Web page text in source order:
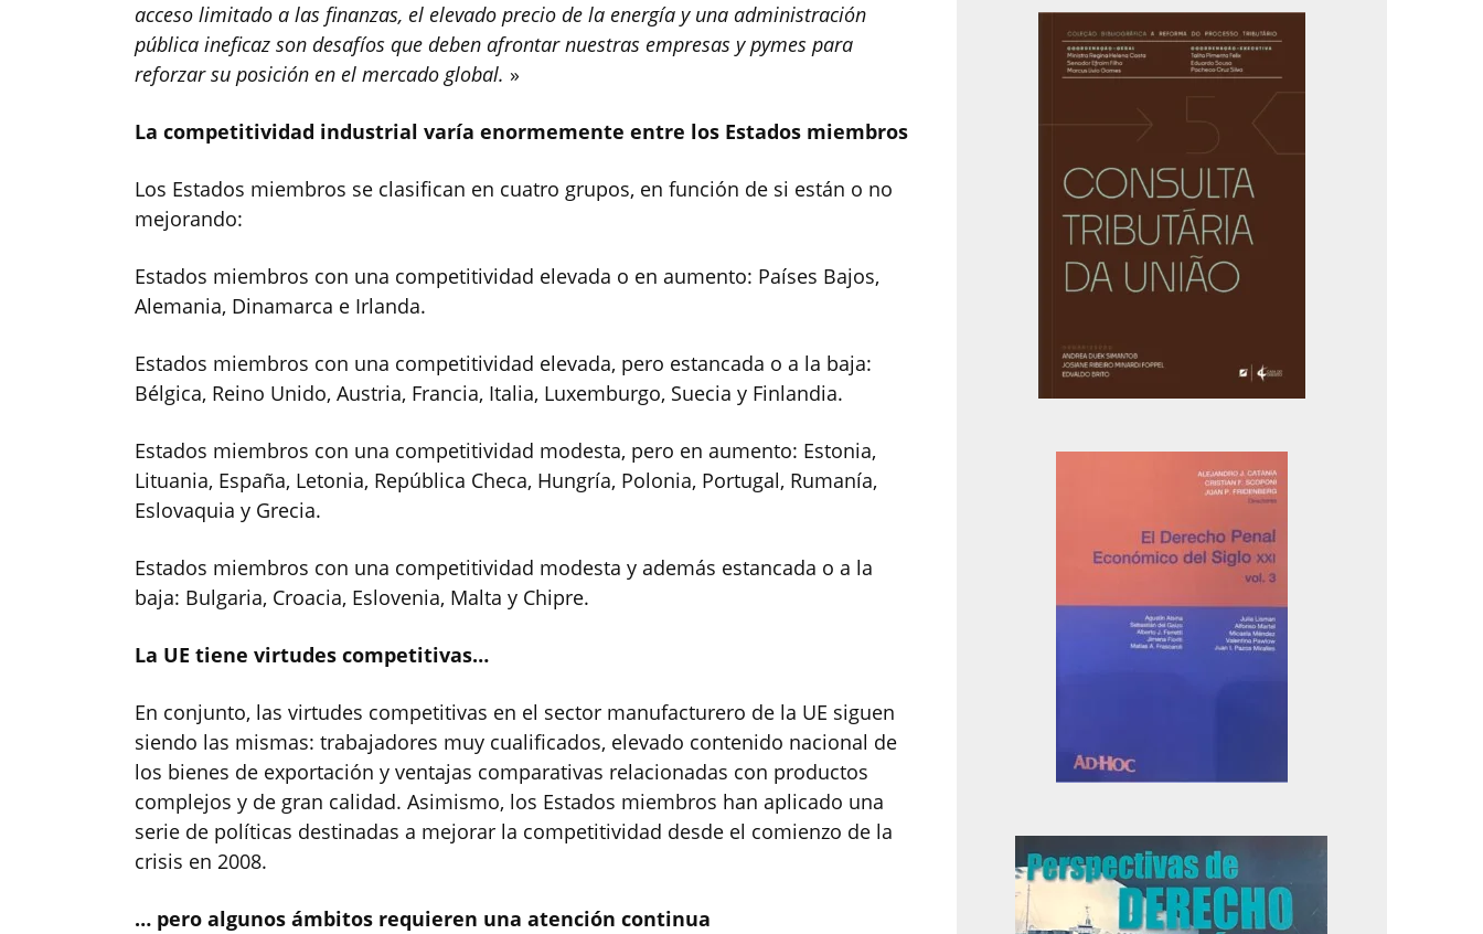
acceso limitado a las finanzas, el elevado precio de la energía y una administración
pública ineficaz son desafíos que deben afrontar nuestras empresas y pymes para
reforzar su posición en el mercado global. »
La competitividad industrial varía enormemente entre los Estados miembros
Los Estados miembros se clasifican en cuatro grupos, en función de si están o no
mejorando:
Estados miembros con una competitividad elevada o en aumento: Países Bajos,
Alemania, Dinamarca e Irlanda.
Estados miembros con una competitividad elevada, pero estancada o a la baja:
Bélgica, Reino Unido, Austria, Francia, Italia, Luxemburgo, Suecia y Finlandia.
Estados miembros con una competitividad modesta, pero en aumento: Estonia,
Lituania, España, Letonia, República Checa, Hungría, Polonia, Portugal, Rumanía,
Eslovaquia y Grecia.
Estados miembros con una competitividad modesta y además estancada o a la
baja: Bulgaria, Croacia, Eslovenia, Malta y Chipre.
La UE tiene virtudes competitivas…
En conjunto, las virtudes competitivas en el sector manufacturero de la UE siguen
siendo las mismas: trabajadores muy cualificados, elevado contenido nacional de
los bienes de exportación y ventajas comparativas relacionadas con productos
complejos y de gran calidad. Asimismo, los Estados miembros han aplicado una
serie de políticas destinadas a mejorar la competitividad desde el comienzo de la
crisis en 2008.
… pero algunos ámbitos requieren una atención continua